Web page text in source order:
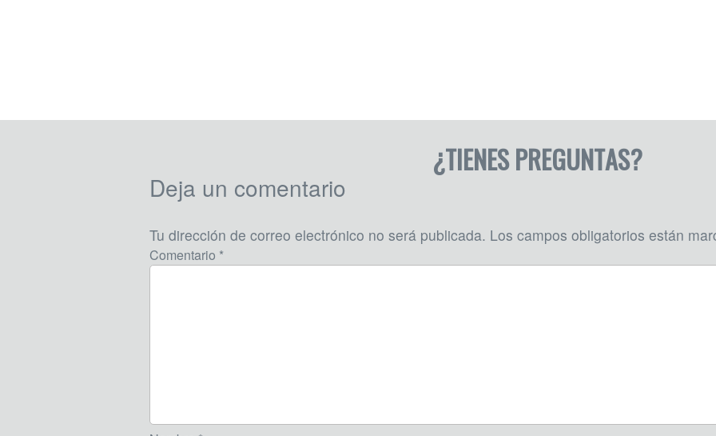
¿TIENES PREGUNTAS?
Deja un comentario
Tu dirección de correo electrónico no será publicada. Los campos obligatorios están
Comentario *